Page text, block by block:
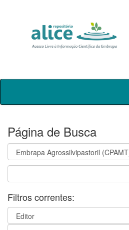
Skip
Página de Busca
Filtros correntes: